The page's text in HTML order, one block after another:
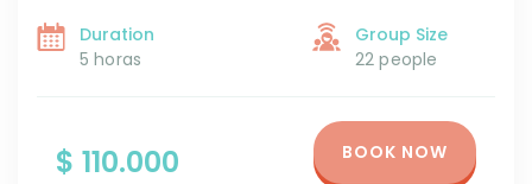
del Fuego, donde están las reseñas y mapas para
obtener la foto que atestigüe haber llegado hasta
este hito.
Duration
5 horas
Group Size
22 people
$ 110.000 BOOK NOW